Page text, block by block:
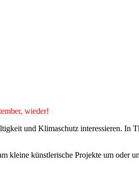
wieder!
und Klimaschutz interessieren. In
künstlerische Projekte um oder